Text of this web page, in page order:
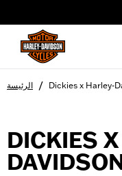
الرئيسة / Dickies x Harley-
DICKIES